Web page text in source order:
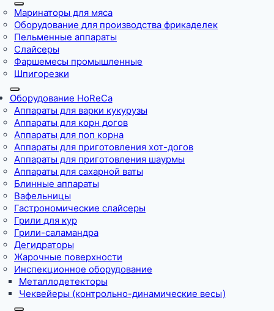
Маринаторы для мяса
Оборудование для производства фрикаделек
Пельменные аппараты
Слайсеры
Фаршемесы промышленные
Шпигорезки
Оборудование HoReCa
Аппараты для варки кукурузы
Аппараты для корн догов
Аппараты для поп корна
Аппараты для приготовления хот-догов
Аппараты для приготовления шаурмы
Аппараты для сахарной ваты
Блинные аппараты
Вафельницы
Гастрономические слайсеры
Грили для кур
Грили-саламандра
Дегидраторы
Жарочные поверхности
Инспекционное оборудование
Металлодетекторы
Чеквейеры (контрольно-динамические весы)